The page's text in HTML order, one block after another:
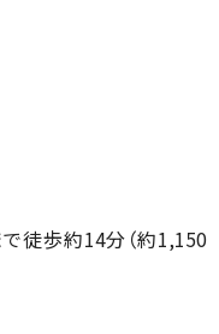
で徒歩約14分（約1,150